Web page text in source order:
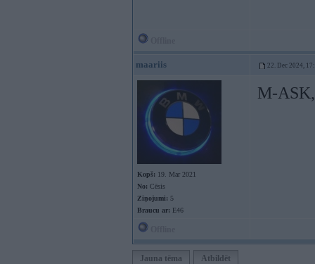
maariis 22. Dec 2024,
Kopš: 19. Mar 2021
No: Cēsis
Ziņojumi: 5
Braucu ar: E46
M-
Jauna tēma Atbildēt